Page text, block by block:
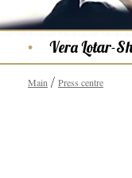
Vera Lotar-
Main Press centre